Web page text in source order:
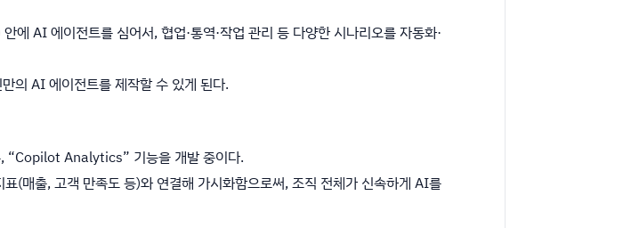
AI 에이전트를 심어서, 협업·통역·작업 관리 등 다양한 시나리오를 자동화·
의 AI 에이전트를 제작할 수 있게 된다.
“Copilot Analytics” 기능을 개발 중이다.
(매출, 고객 만족도 등)와 연결해 가시화함으로써, 조직 전체가 신속하게 AI를